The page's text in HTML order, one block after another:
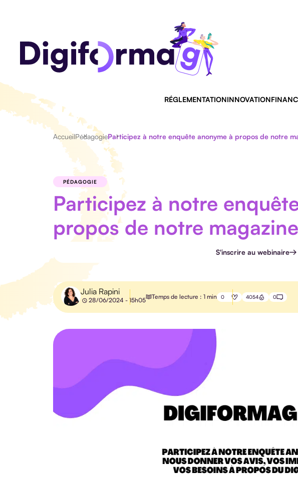
RÉGLEMENTATIONINNOVATION
AccueilPédagogieParticipez à notre enquête anonyme à propos de notre
PÉDAGOGIE
Participez à notre
propos de notre
S'inscrire au webinaire
Julia Rapini
28/06/2024 - 15h05 Temps de lecture : 1 min 0 4054 0